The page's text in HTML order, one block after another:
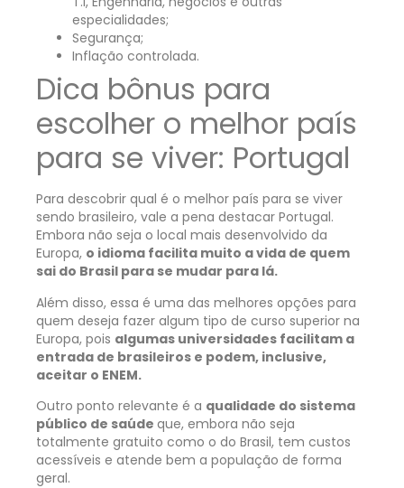
especialidades;
Segurança;
Inflação controlada.
Dica bônus para
escolher o melhor país
para se viver: Portugal
Para descobrir qual é o melhor país para se viver
sendo brasileiro, vale a pena destacar Portugal.
Embora não seja o local mais desenvolvido da
Europa, o idioma facilita muito a vida de quem
sai do Brasil para se mudar para lá.
Além disso, essa é uma das melhores opções para
quem deseja fazer algum tipo de curso superior na
Europa, pois algumas universidades facilitam a
entrada de brasileiros e podem, inclusive,
aceitar o ENEM.
Outro ponto relevante é a qualidade do sistema
público de saúde que, embora não seja
totalmente gratuito como o do Brasil, tem custos
acessíveis e atende bem a população de forma
geral.